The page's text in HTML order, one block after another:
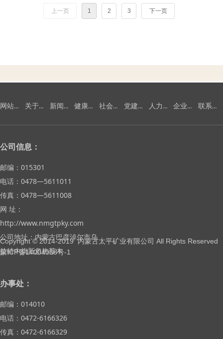
上一页 1 2 3 下一页
网站首页 关于我们 新闻中心 健康安全环保 社会责任 党建工作 人力资源 企业文化 联系我们
公司信息：
邮编：015301
电话：0478—5611011
传真：0478—5611008
网 址：
http://www.nmgtpky.com
公司地址：内蒙古巴彦淖尔市乌
拉特中旗新忽热苏木
办事处：
邮编：014010
电话：0472-6166326
传真：0472-6166329
Copyright © 2014-2019 内蒙古太平矿业有限公司 All Rights Reserved
蒙ICP备14004058号-1